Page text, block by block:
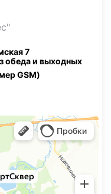
7
обеда и выходных
GSM)